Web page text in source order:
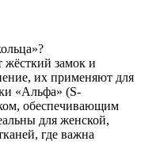
замок и
их применяют для
«Альфа» (S-
обеспечивающим
для женской,
где важна